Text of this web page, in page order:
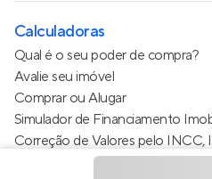
Calculadoras
Qual é o seu poder de compra?
Avalie seu imóvel
Comprar ou Alugar
Simulador de Financiamento
Correção de Valores pelo
Estimativa de valor do condomínio